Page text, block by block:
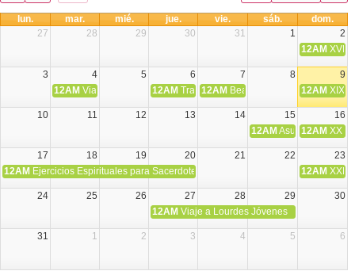
lun. mar. mié. jue. vie. sáb.
dom.
27
28 29 30 31 1
2
12AM XVIII
3 4 5 6 7 8
9
12AM Viaje Diocesano a Japón.
12AM Transfiguración del Señor
12AM Beatos Cruz Laplana,
12AM XIX
10 11 12 13 14 15
16
12AM Asunción de la
12AM XX
17 18 19 20 21 22
23
12AM Ejercicios Espirituales para Sacerdotes. Priego. 12AM XXI
24 25 26 27 28 29
30
12AM Viaje a Lourdes Jóvenes
31 1 2 3 4 5 6